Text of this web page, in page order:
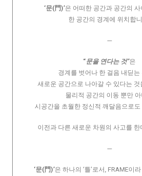
‘문(門)’은 어떠한 공간과 공간의 사
한 공간의 경계에 위치합
─
“문을 연다는 것”은
경계를 벗어나 한 걸음 내딛는
새로운 공간으로 나아갈 수 있다는 것
물리적 공간의 이동 뿐만
시공간을 초월한 정신적 깨달음으로도
이전과 다른 새로운 차원의 사고를 한
─
‘문(門)’은 하나의 ‘틀’로서, FRAME이